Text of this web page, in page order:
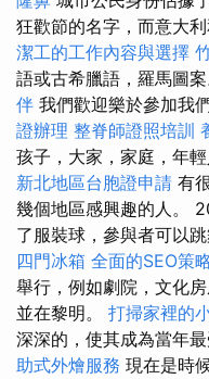
狂歡節的名字，而意大
潔工的工作內容與選擇
語或古希臘語，羅馬圖案
伴 我們歡迎樂於參加我
證辦理 整脊師證照培訓
孩子，大家，家庭，年
新北地區台胞證申請 有
幾個地區感興趣的人。
了服裝球，參與者可以
四門冰箱 全面的SEO策
舉行，例如劇院，文化
並在黎明。 打掃家裡的
深深的，使其成為當年
助式外燴服務 現在是時